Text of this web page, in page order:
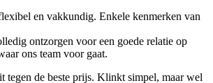
en vakkundig. Enkele kenmerken van
ontzorgen voor een goede relatie op
ons team voor gaat.
tegen de beste prijs. Klinkt simpel, maar wel